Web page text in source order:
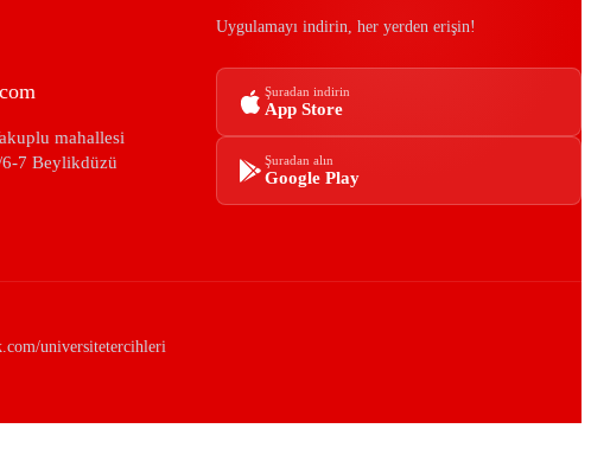
mahallesi
7 Beylikdüzü
Uygulamayı indirin, her yerden erişin!
Şuradan indirin
App Store
Şuradan alın
Google Play
universitetercihleri